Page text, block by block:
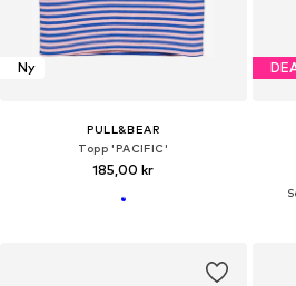
Ny
PULL&BEAR
Topp 'PACIFIC'
185,00 kr